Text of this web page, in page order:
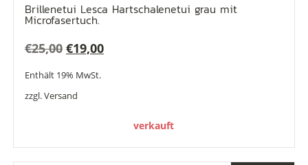
Brillenetui Lesca Hartschalenetui grau mit
Microfasertuch.
€25,00 Ursprünglicher
Preis
war:
€19,00Aktueller
Enthält 19% MwSt.
zzgl.Versand
verkauft